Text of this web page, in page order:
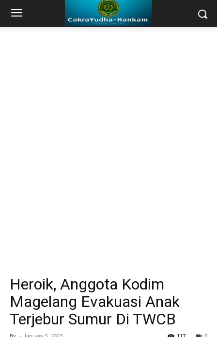
Heroik, Anggota Kodim
Magelang Evakuasi Anak
Terjebur Sumur Di TWCB